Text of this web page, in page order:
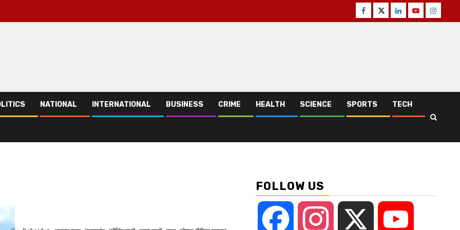
Facebook
TwitterLinkedinYoutube
NATIONAL INTERNATIONAL BUSINESS CRIME HEALTH SCIENCE SPORTS TECH
FOLLOW US
Facebook Instagram